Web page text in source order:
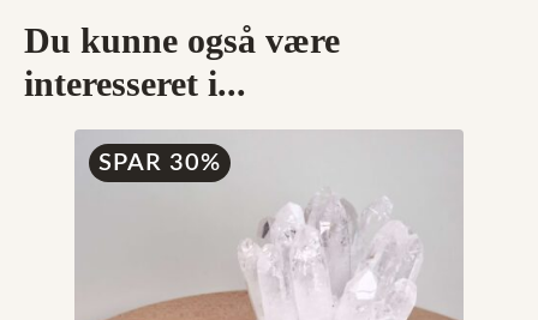
Du kunne også være
interesseret i...
SPAR 30%